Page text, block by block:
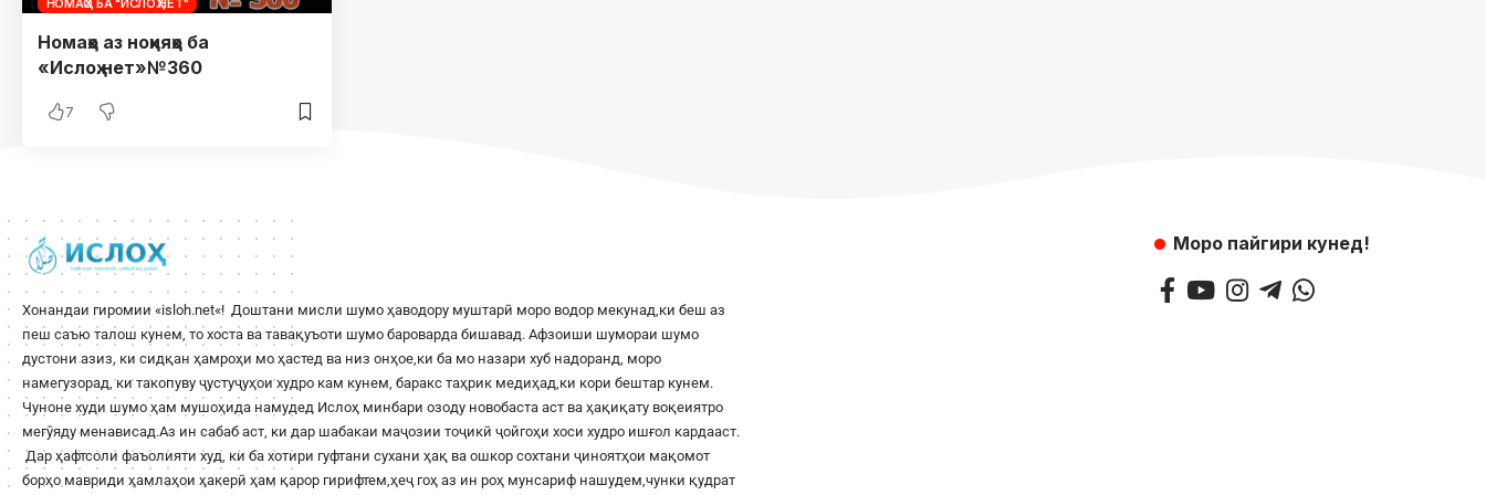
Номаҳо аз ноҳияҳо ба
«Ислоҳ.нет»№360
7
Хонандаи гиромии «isloh.net«! Доштани мисли шумо ҳаводору муштарӣ моро водор мекунад,ки беш аз
пеш саъю талош кунем, то хоста ва тавақуъоти шумо бароварда бишавад. Афзоиши шумораи шумо
дустони азиз, ки сидқан ҳамроҳи мо ҳастед ва низ онҳое,ки ба мо назари хуб надоранд, моро
намегузорад, ки такопуву ҷустуҷуҳои худро кам кунем, баракс таҳрик медиҳад,ки кори бештар кунем.
Чуноне худи шумо ҳам мушоҳида намудед Ислоҳ минбари озоду новобаста аст ва ҳақиқату воқеиятро
мегӯяду менависад.Аз ин сабаб аст, ки дар шабакаи маҷозии тоҷикӣ ҷойгоҳи хоси худро ишғол кардааст.
Дар ҳафтсоли фаъолияти худ, ки ба хотири гуфтани сухани ҳақ ва ошкор сохтани ҷиноятҳои мақомот
борҳо мавриди ҳамлаҳои ҳакерӣ ҳам қарор гирифтем,ҳеҷ гоҳ аз ин роҳ мунсариф нашудем,чунки қудрат
Моро пайгири кунед!